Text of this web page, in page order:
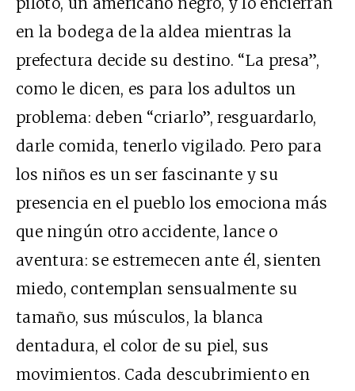
en la bodega de la aldea mientras la
prefectura decide su destino. “La presa”,
como le dicen, es para los adultos un
problema: deben “criarlo”, resguardarlo,
darle comida, tenerlo vigilado. Pero para
los niños es un ser fascinante y su
presencia en el pueblo los emociona más
que ningún otro accidente, lance o
aventura: se estremecen ante él, sienten
miedo, contemplan sensualmente su
tamaño, sus músculos, la blanca
dentadura, el color de su piel, sus
movimientos. Cada descubrimiento en